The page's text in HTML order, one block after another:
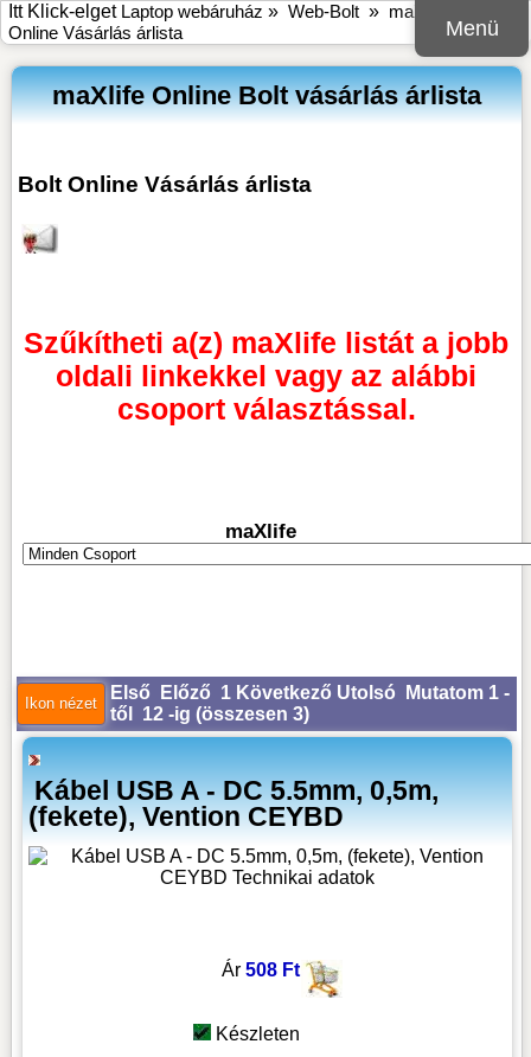
Menü
Itt Klick-elget Laptop webáruház » Web-Bolt » maXlife Bolt
Online Vásárlás árlista
maXlife Online Bolt vásárlás árlista
Bolt Online Vásárlás árlista
Szűkítheti a(z) maXlife listát a jobb
oldali linkekkel vagy az alábbi
csoport választással.
maXlife
Első Előző 1 Következő Utolsó Mutatom 1 -
től 12 -ig (összesen 3)
Kábel USB A - DC 5.5mm, 0,5m,
(fekete), Vention CEYBD
Ár 508 Ft
Készleten